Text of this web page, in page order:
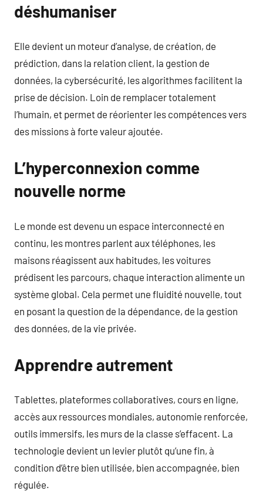
déshumaniser
Elle devient un moteur d’analyse, de création, de
prédiction, dans la relation client, la gestion de
données, la cybersécurité, les algorithmes facilitent la
prise de décision. Loin de remplacer totalement
l’humain, et permet de réorienter les compétences vers
des missions à forte valeur ajoutée.
L’hyperconnexion comme
nouvelle norme
Le monde est devenu un espace interconnecté en
continu, les montres parlent aux téléphones, les
maisons réagissent aux habitudes, les voitures
prédisent les parcours, chaque interaction alimente un
système global. Cela permet une fluidité nouvelle, tout
en posant la question de la dépendance, de la gestion
des données, de la vie privée.
Apprendre autrement
Tablettes, plateformes collaboratives, cours en ligne,
accès aux ressources mondiales, autonomie renforcée,
outils immersifs, les murs de la classe s’effacent. La
technologie devient un levier plutôt qu’une fin, à
condition d’être bien utilisée, bien accompagnée, bien
régulée.